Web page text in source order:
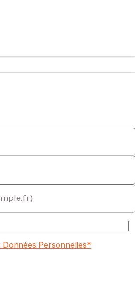
Versaailles sous le numéro 878 615
Personnelles*